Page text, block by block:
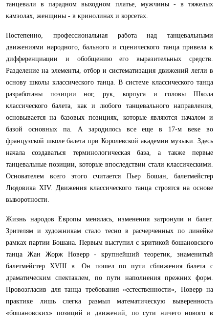
танцевали в парадном выходном платье, мужчины - в тяжелых
камзолах, женщины - в кринолинах и корсетах.
Постепенно, профессиональная работа над танцевальными
движениями народного, бального и сценического танца привела к
дифференциации и обобщению его выразительных средств.
Разделение на элементы, отбор и систематизация движений легли в
основу школы классического танца. В системе классического танца
разработаны позиции ног, рук, корпуса и головы Школа
классического балета, как и любого танцевального направления,
основывается на базовых позициях, которые являются началом и
базой основных па. А зародилось все еще в 17-м веке во
французской школе балета при Королевской академии музыки. Здесь
начала создаваться терминологическая база, а также первые
танцевальные позиции, которые впоследствии стали классическими.
Основателем всего этого считается Пьер Бошан, балетмейстер
Людовика XIV. Движения классического танца строятся на основе
Жизнь народов Европы менялась, изменения затронули и балет.
Зрителям и художникам стало тесно в расчерченных по линейке
рамках партии Бошана. Первым выступил с критикой бошановского
танца Жан Жорж Новерр - крупнейший теоретик, знаменитый
балетмейстер XVIII в. Он пошел по пути сближения балета с
драматическим спектаклем, по пути наполнения прежних форм.
Провозгласив для танца требования «естественности», Новерр на
практике лишь слегка размыл математическую выверенность
«бошановских» позиций и движений, по сути ничего нового в